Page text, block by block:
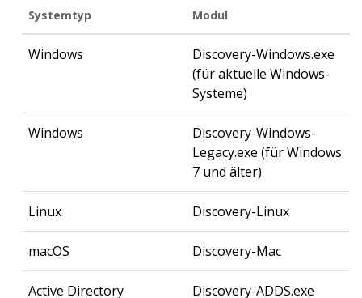
Systemtyp Modul
Windows
Discovery-Windows.exe
(für aktuelle Windows-
Systeme)
Windows
Discovery-Windows-
Legacy.exe (für Windows
7 und älter)
Linux Discovery-Linux
macOS Discovery-Mac
Active Directory Discovery-ADDS.exe